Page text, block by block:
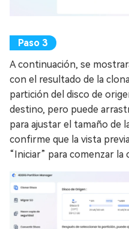
A continuación, se
con el resultado de la
partición del disco de
destino, pero puede
para ajustar el tamaño de
confirme que la vista
“Iniciar” para comenzar la